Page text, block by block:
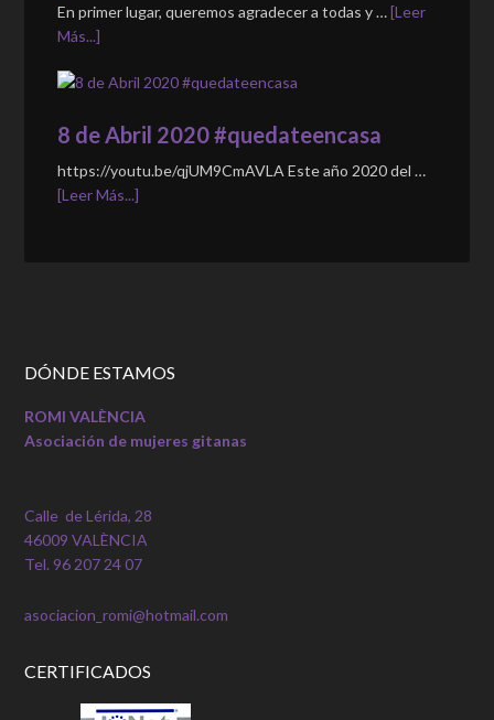
En primer lugar, queremos agradecer a todas y …[Leer
Más...]
8 de Abril 2020 #quedateencasa
https://youtu.be/qjUM9CmAVLA Este año 2020 del …
[Leer Más...]
DÓNDE ESTAMOS
ROMI VALÈNCIA
Asociación de mujeres gitanas
Calle de Lérida, 28
46009 VALÈNCIA
Tel. 96 207 24 07
asociacion_romi@hotmail.com
CERTIFICADOS